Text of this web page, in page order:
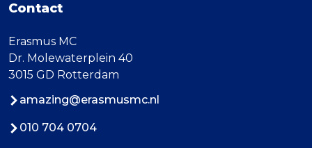
Contact
Erasmus MC
Dr. Molewaterplein 40
3015 GD Rotterdam
amazing@erasmusmc.nl
010 704 0704